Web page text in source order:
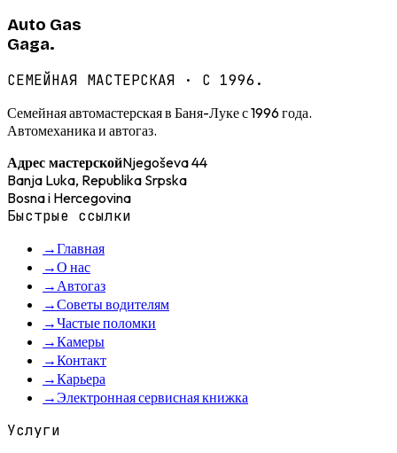
Auto Gas
Gaga.
СЕМЕЙНАЯ МАСТЕРСКАЯ · С 1996.
Семейная автомастерская в Баня-Луке с 1996 года.
Автомеханика и автогаз.
Адрес мастерскойNjegoševa 44
Banja Luka, Republika Srpska
Bosna i Hercegovina
Быстрые ссылки
→Главная
→О нас
→Автогаз
→Советы водителям
→Частые поломки
→Камеры
→Контакт
→Карьера
→Электронная сервисная книжка
Услуги